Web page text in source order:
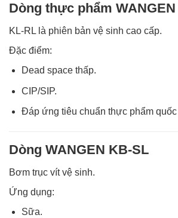
Dòng thực phẩm
KL-RL là phiên bản vệ sinh cao cấp.
Đặc điểm:
Dead space thấp.
CIP/SIP.
Đáp ứng tiêu chuẩn thực phẩm quốc
Dòng WANGEN KB-SL
Bơm trục vít vệ sinh.
Ứng dụng:
Sữa.